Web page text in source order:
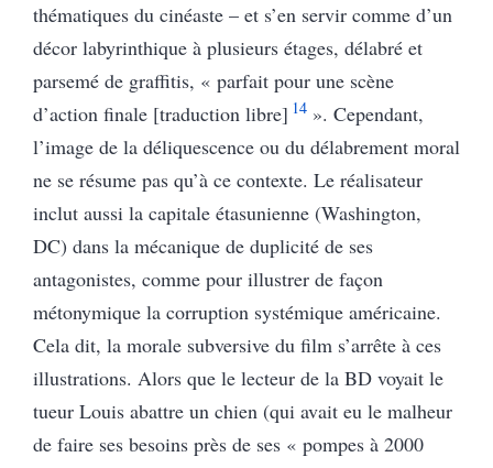
thématiques du cinéaste – et s’en servir comme d’un
décor labyrinthique à plusieurs étages, délabré et
parsemé de graffitis, « parfait pour une scène
d’action finale [traduction libre] 14». Cependant,
l’image de la déliquescence ou du délabrement moral
ne se résume pas qu’à ce contexte. Le réalisateur
inclut aussi la capitale étasunienne (Washington,
DC) dans la mécanique de duplicité de ses
antagonistes, comme pour illustrer de façon
métonymique la corruption systémique américaine.
Cela dit, la morale subversive du film s’arrête à ces
illustrations. Alors que le lecteur de la BD voyait le
tueur Louis abattre un chien (qui avait eu le malheur
de faire ses besoins près de ses « pompes à 2000